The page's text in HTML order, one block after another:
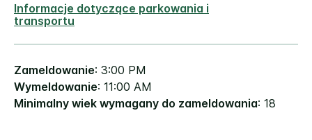
Informacje dotyczące parkowania i
transportu
Zameldowanie: 3:00 PM
Wymeldowanie: 11:00 AM
Minimalny wiek wymagany do zameldowania: 18